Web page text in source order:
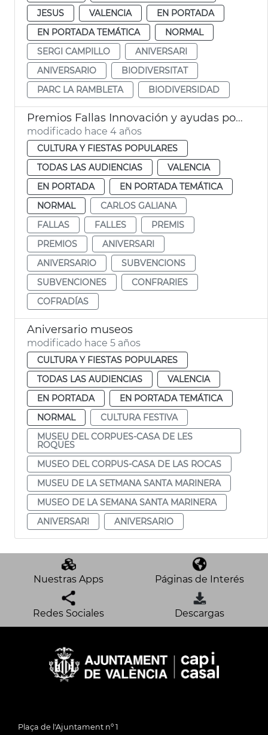
JESUS
VALENCIA
EN PORTADA
EN PORTADA TEMÁTICA
NORMAL
SERGI CAMPILLO
ANIVERSARI
ANIVERSARIO
BIODIVERSITAT
PARC LA RAMBLETA
BIODIVERSIDAD
Premios Fallas Innovación y ayudas por 25 aniversario
modificado hace 4 años
CULTURA Y FIESTAS POPULARES
TODAS LAS AUDIENCIAS
VALENCIA
EN PORTADA
EN PORTADA TEMÁTICA
NORMAL
CARLOS GALIANA
FALLAS
FALLES
PREMIS
PREMIOS
ANIVERSARI
ANIVERSARIO
SUBVENCIONS
SUBVENCIONES
CONFRARIES
COFRADÍAS
Aniversario museos
modificado hace 5 años
CULTURA Y FIESTAS POPULARES
TODAS LAS AUDIENCIAS
VALENCIA
EN PORTADA
EN PORTADA TEMÁTICA
NORMAL
CULTURA FESTIVA
MUSEU DEL CORPUES-CASA DE LES
ROQUES
MUSEO DEL CORPUS-CASA DE LAS ROCAS
MUSEU DE LA SETMANA SANTA MARINERA
MUSEO DE LA SEMANA SANTA MARINERA
ANIVERSARI
ANIVERSARIO
Nuestras Apps Páginas de Interés
Redes Sociales Descargas
Plaça de l'Ajuntament nº 1